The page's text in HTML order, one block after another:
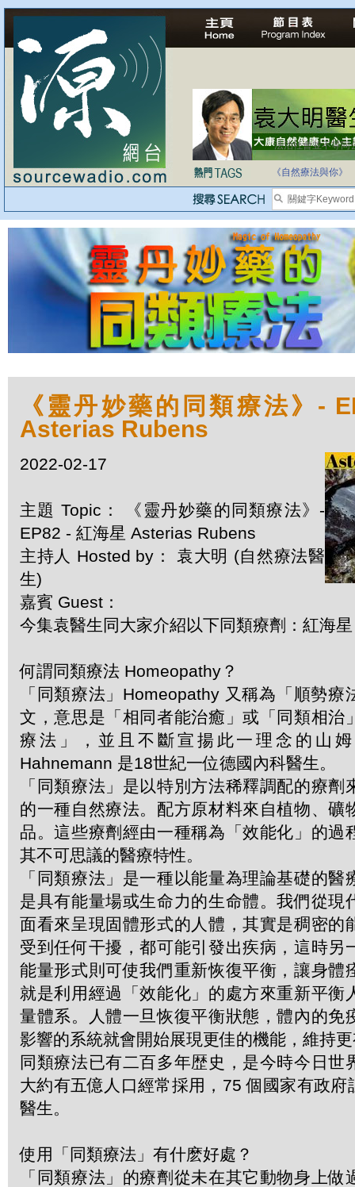
法治社會並不等同
自家教育合法化-
《自然療法與你》
《靈丹妙藥的同類療法》-
Asterias Rubens
2022-02-17
主題 Topic： 《靈丹妙藥的同類療法》-
EP82 - 紅海星 Asterias Rubens
主持人 Hosted by： 袁大明 (自然療法醫
生)
嘉賓 Guest：
今集袁醫生同大家介紹以下同類療劑：紅海
何謂同類療法 Homeopathy？
「同類療法」Homeopathy 又稱為「順勢療
文，意思是「相同者能治癒」或「同類相治
療法」，並且不斷宣揚此一理念的山
Hahnemann 是18世紀一位德國內科醫生。
「同類療法」是以特別方法稀釋調配的療劑
的一種自然療法。配方原材料來自植物、礦
品。這些療劑經由一種稱為「效能化」的過
其不可思議的醫療特性。
「同類療法」是一種以能量為理論基礎的醫
是具有能量場或生命力的生命體。我們從現
面看來呈現固體形式的人體，其實是稠密的
受到任何干擾，都可能引發出疾病，這時另
能量形式則可使我們重新恢復平衡，讓身體
就是利用經過「效能化」的處方來重新平衡
量體系。人體一旦恢復平衡狀態，體內的免
影響的系統就會開始展現更佳的機能，維持
同類療法已有二百多年歴史，是今時今日世
大約有五億人口經常採用，75 個國家有政府
醫生。
使用「同類療法」有什麽好處？
「同類療法」的療劑從未在其它動物身上做